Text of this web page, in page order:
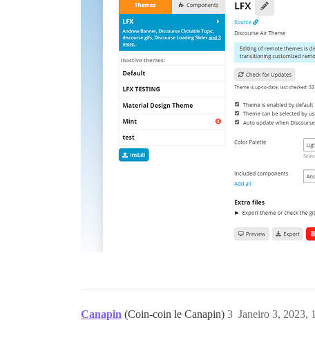
Canapin (Coin-coin le Canapin) Janeiro 3, 2023,
3